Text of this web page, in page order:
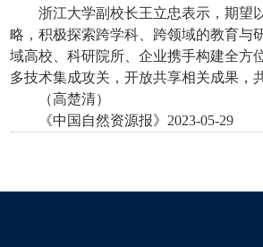
浙江大学副校长王立忠表示，期望
略，积极探索跨学科、跨领域的教育与
域高校、科研院所、企业携手构建全方
多技术集成攻关，开放共享相关成果，
（高楚清）
《中国自然资源报》2023-05-29